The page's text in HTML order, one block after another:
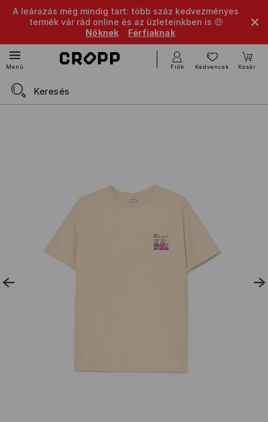
A leárazás még mindig tart: több száz kedvezményes
termék vár rád online és az üzleteinkben is 🤑
Nőknek
Férfiaknak
Menü Fiók Kedvencek Kosár